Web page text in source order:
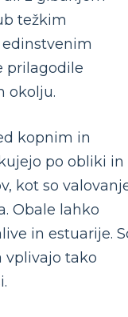
težkim
prilagodile
okolju.
kopnim in
po obliki in
kot so
Obale lahko
in estuarije.
vplivajo tako